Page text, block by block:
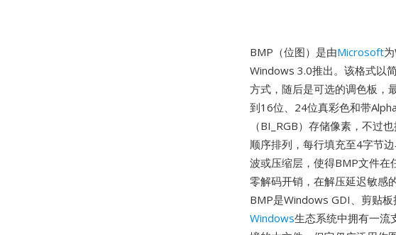
BMP（位图）是由Microsoft
Windows 3.0推出。该格式以
方式，随后是可选的调色板，
到16位、24位真彩色和带
（BI_RGB）存储像素，不过
顺序排列，每行填充至4字节
波或压缩层，使得BMP文件在
零解码开销，在解压延迟敏感
BMP是Windows GDI、剪贴
Windows生态系统中拥有一流